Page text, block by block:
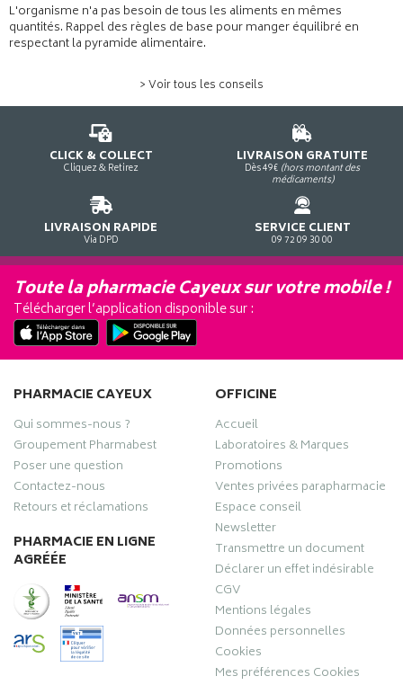
L'organisme n'a pas besoin de tous les aliments en mêmes
quantités. Rappel des règles de base pour manger équilibré en
respectant la pyramide alimentaire.
> Voir tous les conseils
CLICK & COLLECT
Cliquez & Retirez
LIVRAISON GRATUITE
Dès 49€ (hors montant des
médicaments)
LIVRAISON RAPIDE
Via DPD
SERVICE CLIENT
09 72 09 30 00
Toute la pharmacie Cayeux sur votre mobile !
Télécharger l’application disponible sur :
PHARMACIE CAYEUX
Qui sommes-nous ?
Groupement Pharmabest
Poser une question
Contactez-nous
Retours et réclamations
PHARMACIE EN LIGNE
AGRÉÉE
OFFICINE
Accueil
Laboratoires & Marques
Promotions
Ventes privées parapharmacie
Espace conseil
Newsletter
Transmettre un document
Déclarer un effet indésirable
CGV
Mentions légales
Données personnelles
Cookies
Mes préférences Cookies